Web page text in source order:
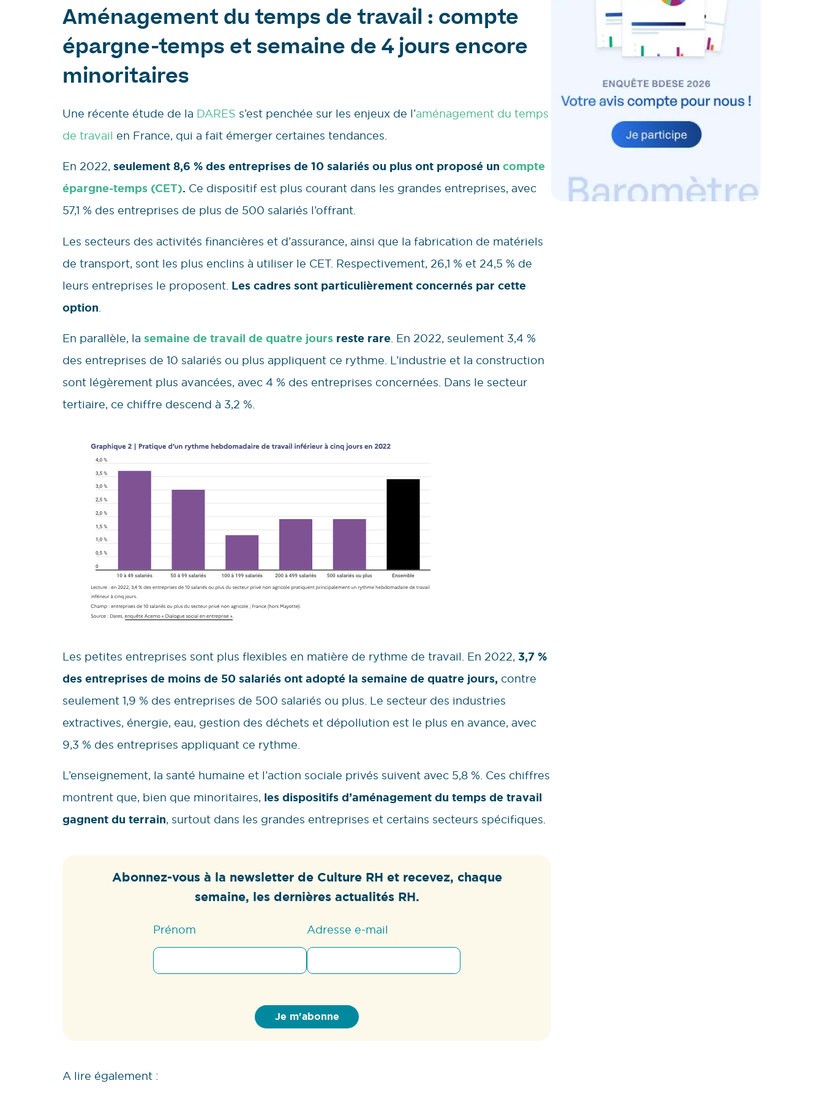
Aménagement du temps de travail : compte
épargne-temps et semaine de 4 jours encore
minoritaires
Une récente étude de la DARES s’est penchée sur les enjeux de l’aménagement du temps
de travail en France, qui a fait émerger certaines tendances.
En 2022, seulement 8,6 % des entreprises de 10 salariés ou plus ont proposé un compte
épargne-temps (CET). Ce dispositif est plus courant dans les grandes entreprises, avec
57,1 % des entreprises de plus de 500 salariés l’offrant.
Les secteurs des activités financières et d’assurance, ainsi que la fabrication de matériels
de transport, sont les plus enclins à utiliser le CET. Respectivement, 26,1 % et 24,5 % de
leurs entreprises le proposent. Les cadres sont particulièrement concernés par cette
option.
En parallèle, la semaine de travail de quatre jours reste rare. En 2022, seulement 3,4 %
des entreprises de 10 salariés ou plus appliquent ce rythme. L’industrie et la construction
sont légèrement plus avancées, avec 4 % des entreprises concernées. Dans le secteur
tertiaire, ce chiffre descend à 3,2 %.
Les petites entreprises sont plus flexibles en matière de rythme de travail. En 2022, 3,7 %
des entreprises de moins de 50 salariés ont adopté la semaine de quatre jours, contre
seulement 1,9 % des entreprises de 500 salariés ou plus. Le secteur des industries
extractives, énergie, eau, gestion des déchets et dépollution est le plus en avance, avec
9,3 % des entreprises appliquant ce rythme.
L’enseignement, la santé humaine et l’action sociale privés suivent avec 5,8 %. Ces chiffres
montrent que, bien que minoritaires, les dispositifs d’aménagement du temps de travail
gagnent du terrain, surtout dans les grandes entreprises et certains secteurs spécifiques.
Abonnez-vous à la newsletter de Culture RH et recevez, chaque
semaine, les dernières actualités RH.
Prénom Adresse e-mail
A lire également :